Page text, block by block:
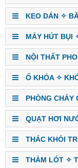
KEO DÁN ✧
MÁY HÚT BỤI
NỘI THẤT
Ổ KHÓA ✧
PHÒNG CHÁY
QUẠT HƠI
THÁC KHÓI
THẢM LÓT ✧